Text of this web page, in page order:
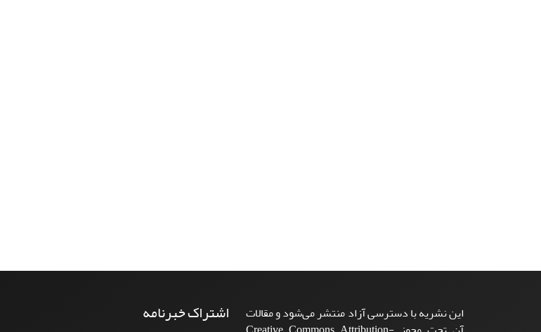
این نشریه با دسترسی آزاد منتشر می‌شود و مقالات
اشتراک خبرنامه